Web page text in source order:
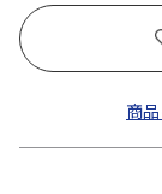
商